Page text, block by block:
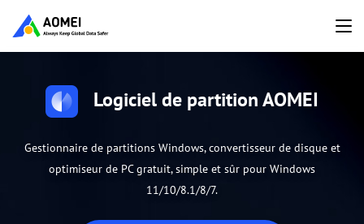
Logiciel de partition AOMEI
Gestionnaire de partitions Windows, convertisseur de disque et
optimiseur de PC gratuit, simple et sûr pour Windows
11/10/8.1/8/7.